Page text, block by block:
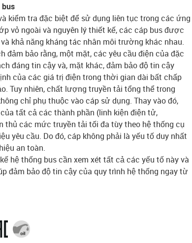
kiểm tra đặc biệt để sử dụng liên tục trong các ứng
vỏ ngoài và nguyên lý thiết kế, các cáp bus được
khả năng kháng tác nhân môi trường khác nhau.
bảo rằng, một mặt, các yêu cầu điện của đặc
đáng tin cậy và, mặt khác, đảm bảo độ tin cậy
của các giá trị điện trong thời gian dài bất chấp
Tuy nhiên, chất lượng truyền tải tổng thể trong
chỉ phụ thuộc vào cáp sử dụng. Thay vào đó,
tất cả các thành phần (linh kiện điện tử,
thủ các mức truyền tải tối đa tùy theo hệ thống cụ
yêu cầu. Do đó, cáp không phải là yếu tố duy nhất
an toàn.
hệ thống bus cần xem xét tất cả các yếu tố này và
đảm bảo độ tin cậy của quy trình hệ thống ngay từ